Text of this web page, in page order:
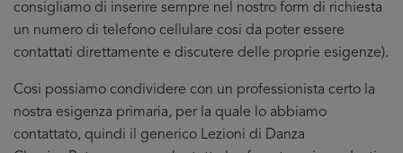
consigliamo di inserire sempre nel nostro form di richiesta
un numero di telefono cellulare cosi da poter essere
contattati direttamente e discutere delle proprie esigenze).
Cosi possiamo condividere con un professionista certo la
nostra esigenza primaria, per la quale lo abbiamo
contattato, quindi il generico Lezioni di Danza